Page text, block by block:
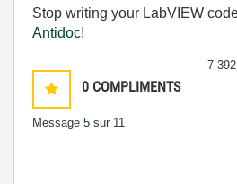
Stop writing your LabVIEW
Antidoc!
0 COMPLIMENTS
Message 5 sur 11
7